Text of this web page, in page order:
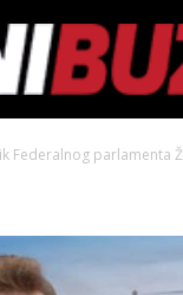
Federalnog parlamenta